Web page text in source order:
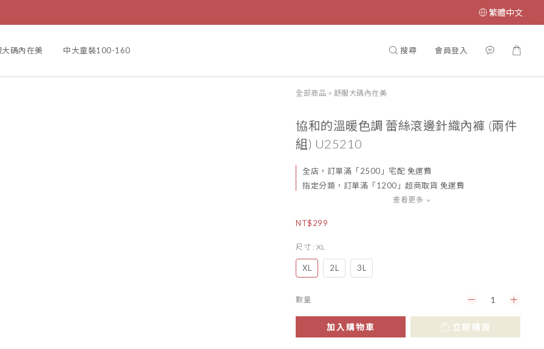
繁體中文
碼內在美 中大童裝100-160 搜尋 會員登入
全部商品 > 舒服大碼內在美
協和的溫暖色調 蕾絲滾邊針織內褲 (兩件
組) U25210
全店，訂單滿「2500」宅配 免運費
指定分類，訂單滿「1200」超商取貨 免運費
查看更多
NT$299
尺寸 : XL
XL 2L 3L
數量
加入購物車 立即購買